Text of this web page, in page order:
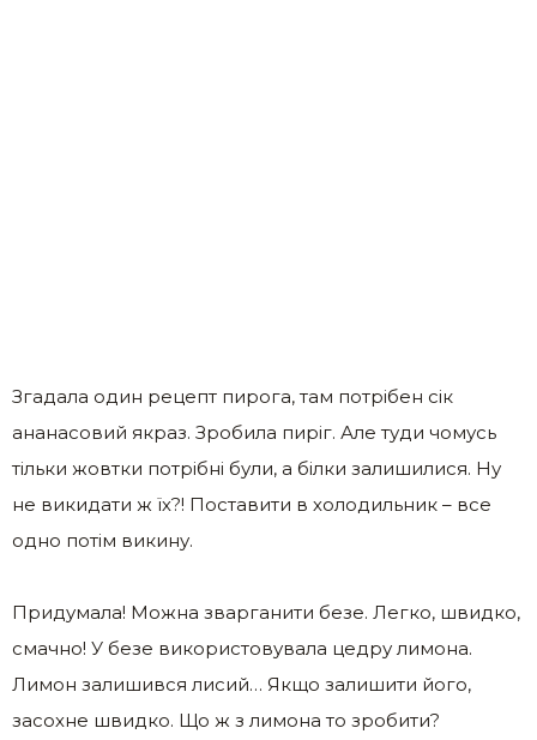
Згадала один рецепт пирога, там потрібен сік
ананасовий якраз. Зробила пиріг. Але туди чомусь
тільки жовтки потрібні були, а білки залишилися. Ну
не викидати ж їх?! Поставити в холодильник – все
одно потім викину.
Придумала! Можна зварганити безе. Легко, швидко,
смачно! У безе використовувала цедру лимона.
Лимон залишився лисий… Якщо залишити його,
засохне швидко. Що ж з лимона то зробити?